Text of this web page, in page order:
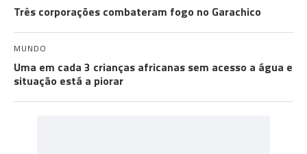
Três corporações combateram fogo no Garachico
MUNDO
Uma em cada 3 crianças africanas sem acesso a água e
situação está a piorar